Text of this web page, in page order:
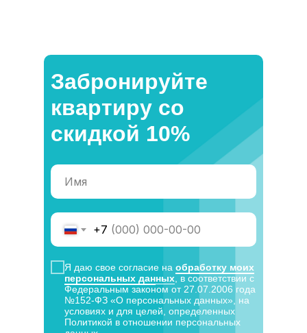
Забронируйте
квартиру со
скидкой 10%
+7
Я даю свое согласие на обработку моих
персональных данных, в соответствии с
Федеральным законом от 27.07.2006 года
№152-ФЗ «О персональных данных», на
условиях и для целей, определенных
Политикой в отношении персональных